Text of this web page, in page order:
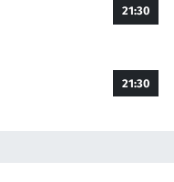
21:30
21:30